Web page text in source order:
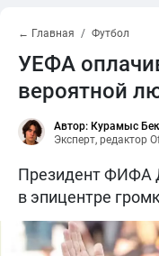
← Главная Футбол
УЕФА
вероятной
Автор: Курамыс
Эксперт, редактор
Президент ФИФА
в эпицентре